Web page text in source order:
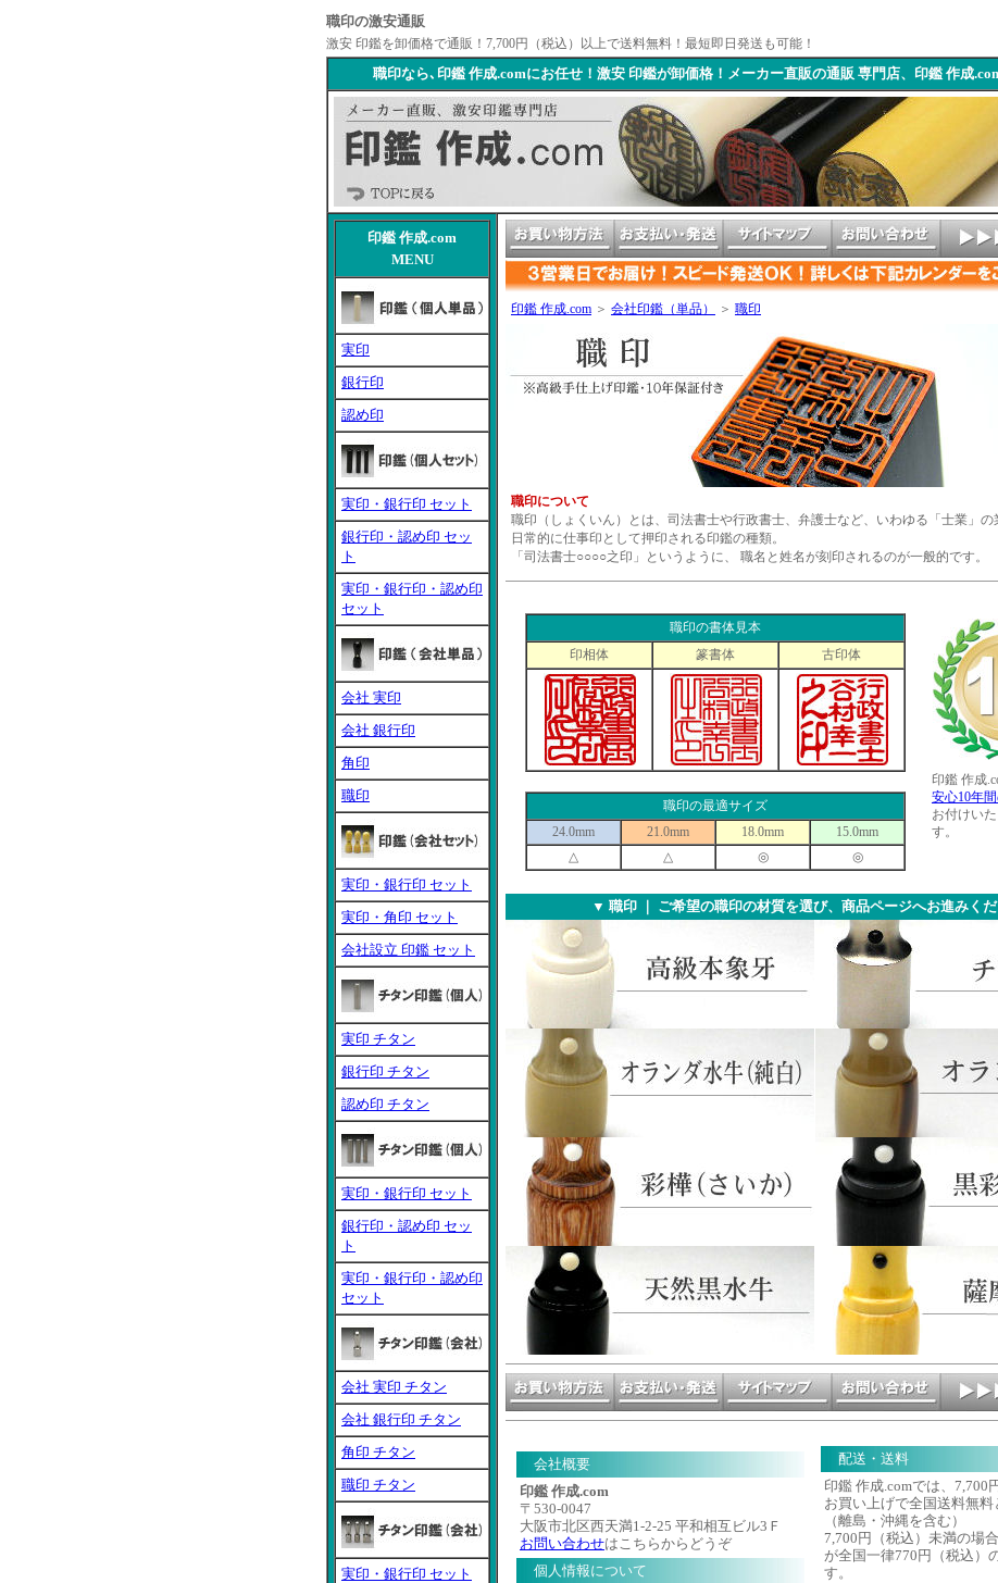
職印の激安通販
激安 印鑑を卸価格で通販！7,700円（税込）以上で送料無料！最短即日発送も可能！
職印なら､印鑑 作成.comにお任せ！激安 印鑑が卸価格！メーカー直販の通販 専門店、印鑑 作成
印鑑 作成.com
MENU
実印
銀行印
認め印
実印・銀行印 セット
銀行印・認め印 セッ
ト
実印・銀行印・認め印
セット
会社 実印
会社 銀行印
角印
職印
実印・銀行印 セット
実印・角印 セット
会社設立 印鑑 セット
実印 チタン
銀行印 チタン
認め印 チタン
実印・銀行印 セット
銀行印・認め印 セッ
ト
実印・銀行印・認め印
セット
会社 実印 チタン
会社 銀行印 チタン
角印 チタン
職印 チタン
実印・銀行印 セット
印鑑 作成.com ＞ 会社印鑑（単品） ＞ 職印
職印について
職印（しょくいん）とは、司法書士や行政書士、弁護士など、いわゆる「士業」の
日常的に仕事印として押印される印鑑の種類。
「司法書士○○○○之印」というように、 職名と姓名が刻印されるのが一般的です。
職印の書体見本
印相体
篆書体 古印体
職印の最適サイズ
24.0mm
21.0mm 18.0mm
15.0mm
△
△ ◎ ◎
印鑑 作成
安心10年
お付けい
す。
▼ 職印 ｜ ご希望の職印の材質を選び、商品ページへお進みくだ
会社概要
印鑑 作成.com
〒530-0047
大阪市北区西天満1-2-25 平和相互ビル3Ｆ
お問い合わせはこちらからどうぞ
個人情報について
配送・送料
印鑑 作成.comでは、7,700
お買い上げで全国送料無料
（離島・沖縄を含む）
7,700円（税込）未満の場
が全国一律770円（税込）
す。